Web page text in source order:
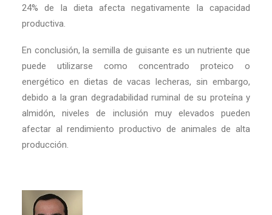
24% de la dieta afecta negativamente la capacidad
productiva.
En conclusión, la semilla de guisante es un nutriente que
puede utilizarse como concentrado proteico o
energético en dietas de vacas lecheras, sin embargo,
debido a la gran degradabilidad ruminal de su proteína y
almidón, niveles de inclusión muy elevados pueden
afectar al rendimiento productivo de animales de alta
producción.